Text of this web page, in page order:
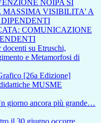
NOIPA SI
MASSIMA VISIBILITA' A
COMUNICAZIONE
su Etruschi,
e Metamorfosi di
[26a Edizione]
MUSME
giorno ancora più grande…